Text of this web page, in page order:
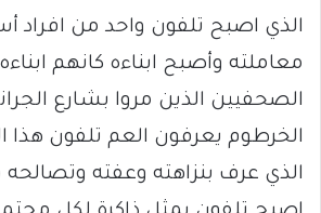
الذي اصبح تلفون واحد من افراد
معاملته وأصبح ابناءه كانهم
الصحفيين الذين مروا بشارع
الخرطوم يعرفون العم تلفون هذا
الذي عرف بنزاهته وعفته